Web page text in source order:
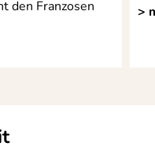
den Franzosen
>